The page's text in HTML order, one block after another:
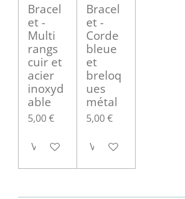
Bracel
et -
Multi
rangs
cuir et
acier
inoxyd
able
5,00 €
Voir les détails
Bracel
et -
Corde
bleue
et
breloq
ues
métal
5,00 €
Voir les détails